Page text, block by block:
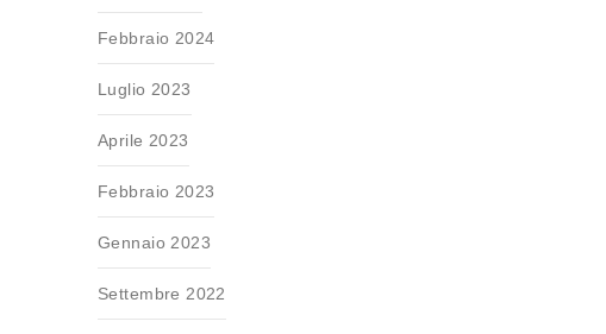
Febbraio 2024
Luglio 2023
Aprile 2023
Febbraio 2023
Gennaio 2023
Settembre 2022